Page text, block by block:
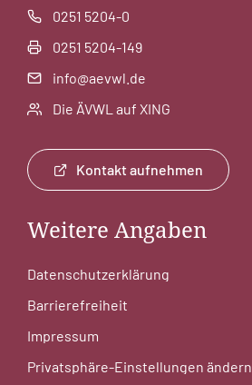
0251 5204-0
0251 5204-149
info@aevwl.de
Die ÄVWL auf XING
Kontakt aufnehmen
Weitere Angaben
Datenschutzerklärung
Barrierefreiheit
Impressum
Privatsphäre-Einstellungen ändern